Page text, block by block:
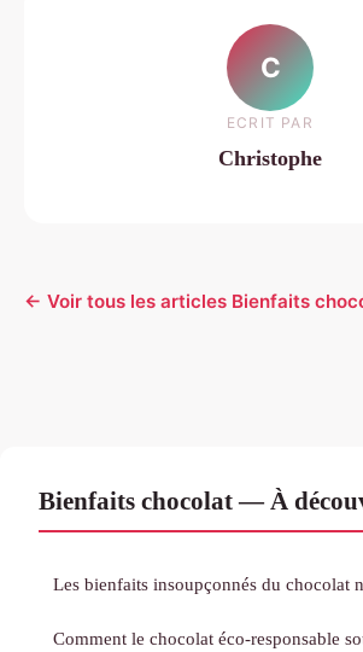
C
ECRIT PAR
Christophe
← Voir tous les articles Bienfaits
Bienfaits chocolat — À
Les bienfaits insoupçonnés du chocolat
Comment le chocolat éco-responsable